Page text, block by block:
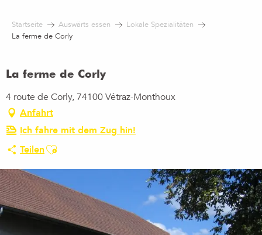
contenu
Startseite Auswärts essen
Lokale Spezialitäten
La ferme de Corly
La ferme de Corly
4 route de Corly, 74100 Vétraz-Monthoux
Anfahrt
Ich fahre mit dem Zug hin!
TeilenAjouter aux favoris